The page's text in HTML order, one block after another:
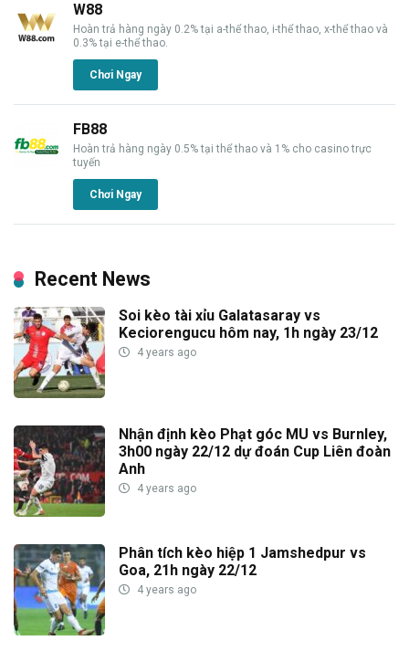
W88
Hoàn trả hàng ngày 0.2% tại a-thể thao, i-thể thao, x-thể thao và
0.3% tại e-thể thao.
Chơi Ngay
FB88
Hoàn trả hàng ngày 0.5% tại thể thao và 1% cho casino trực
tuyến
Chơi Ngay
Recent News
Soi kèo tài xỉu Galatasaray vs
Keciorengucu hôm nay, 1h ngày 23/12
4 years ago
Nhận định kèo Phạt góc MU vs Burnley,
3h00 ngày 22/12 dự đoán Cup Liên đoàn
Anh
4 years ago
Phân tích kèo hiệp 1 Jamshedpur vs
Goa, 21h ngày 22/12
4 years ago